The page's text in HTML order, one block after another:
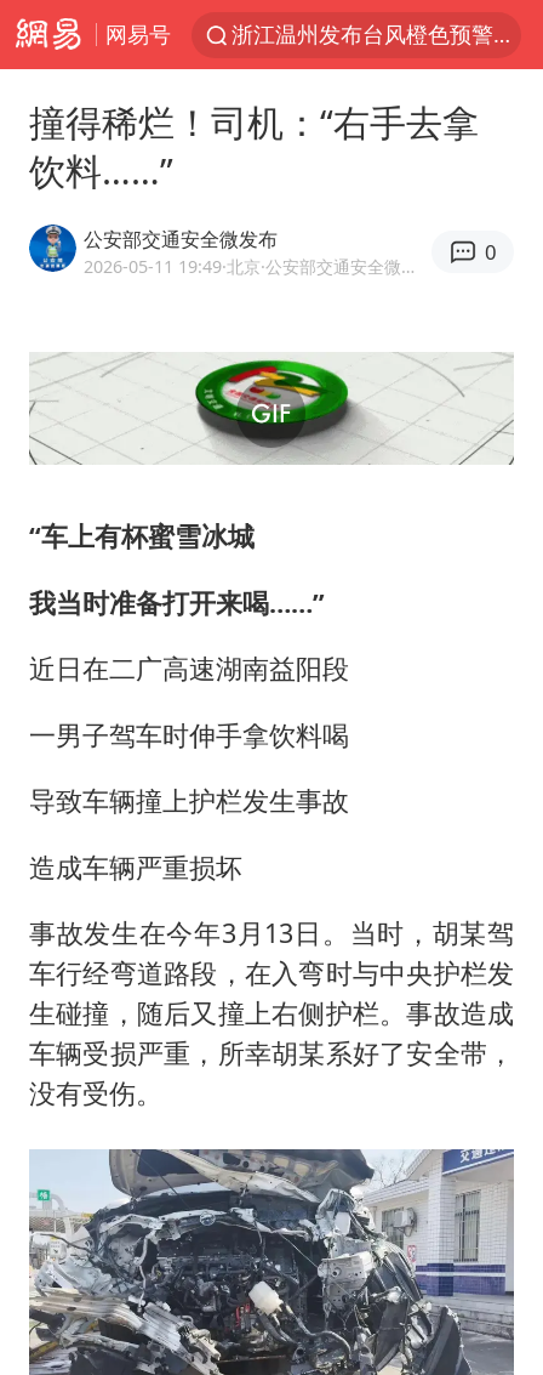
网易号
浙江温州发布台风橙色预警信号
“六爷”挂一颗出场
梁家辉：到内地拍戏不是北上是回归
牛津大学一纸声明甩不了锅
浙江台州《告全体市民书》
《给阿嬷的情书》售后来了
撞得稀烂！司机：“右手去拿
饮料……”
公安部交通安全微发布
2026-05-11 19:49·北京 ·公安部交通安全微发布官方网易号
0
“车上有杯蜜雪冰城
我当时准备打开来喝……”
近日在二广高速湖南益阳段
一男子驾车时伸手拿饮料喝
导致车辆撞上护栏发生事故
造成车辆严重损坏
事故发生在今年3月13日。当时，胡某驾
车行经弯道路段，在入弯时与中央护栏发
生碰撞，随后又撞上右侧护栏。事故造成
车辆受损严重，所幸胡某系好了安全带，
没有受伤。